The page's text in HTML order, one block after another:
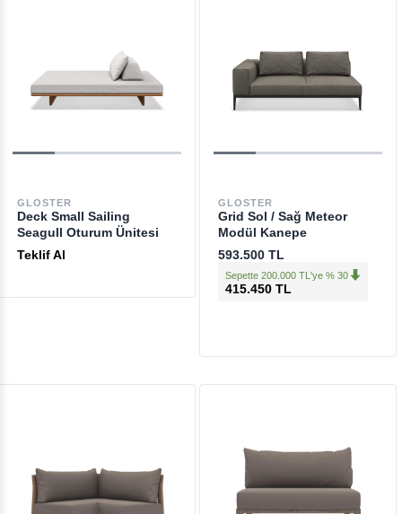
GLOSTER
Deck Small Sailing
Seagull Oturum Ünitesi
Teklif Al
GLOSTER
Grid Sol / Sağ Meteor
Modül Kanepe
593.500 TL
Sepette 200.000 TL'ye % 30
415.450 TL